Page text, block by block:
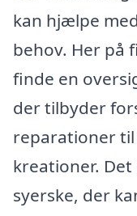
kan hjælpe
behov. Her på
finde en
der tilbyder
reparationer til
kreationer.
syerske, der